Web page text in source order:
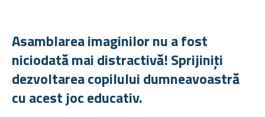
Asamblarea imaginilor nu a fost
niciodată mai distractivă! Sprijiniți
dezvoltarea copilului dumneavoastră
cu acest joc educativ.